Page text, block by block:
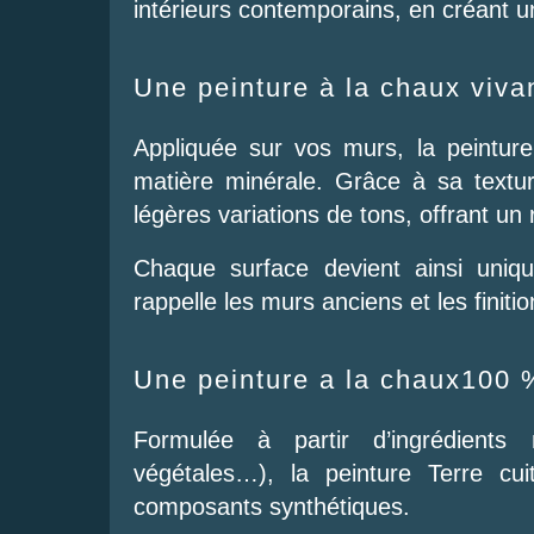
intérieurs contemporains, en créant
Une peinture à la chaux
Appliquée sur vos murs, la
matière minérale. Grâce à sa
légères variations de tons, offrant
Chaque surface devient ainsi
rappelle les murs anciens et les
Une peinture a la chaux100
Formulée à partir
végétales…), la peinture Terre
composants synthétiques.